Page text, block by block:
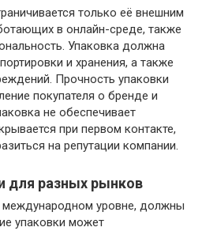
только её внешним
в онлайн-среде, также
Упаковка должна
и хранения, а также
Прочность упаковки
покупателя о бренде и
не обеспечивает
при первом контакте,
на репутации компании.
для разных рынков
уровне, должны
упаковки может